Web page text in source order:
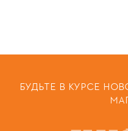
БУДЬТЕ В КУРСЕ